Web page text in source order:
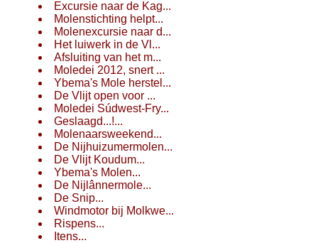
Excursie naar de Kag...
Molenstichting helpt...
Molenexcursie naar d...
Het luiwerk in de Vl...
Afsluiting van het m...
Moledei 2012, snert ...
Ybema's Mole herstel...
De Vlijt open voor ...
Moledei Súdwest-Fry...
Geslaagd...!...
Molenaarsweekend...
De Nijhuizumermolen...
De Vlijt Koudum...
Ybema's Molen...
De Nijlânnermole...
De Snip...
Windmotor bij Molkwe...
Rispens...
Itens...